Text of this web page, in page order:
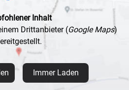
Inhalt
Drittanbieter (Google Maps)
Immer Laden